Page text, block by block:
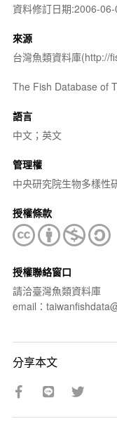
資料修訂日期:2006-06-
來源
台灣魚類資料庫(http://
The Fish Database of
語言
中文；英文
管理權
中央研究院生物多樣性
授權條款
授權聯絡窗口
請洽臺灣魚類資料庫
email：
分享本文